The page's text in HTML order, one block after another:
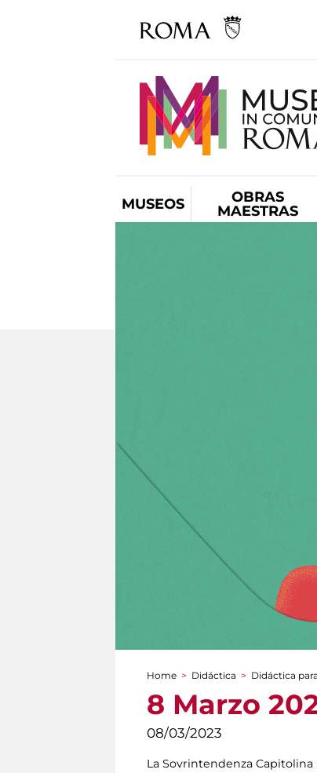
MUSEOS
OBRAS
MAESTRAS
You are here
Home > Didáctica > Didáctica
8 Marzo
08/03/2023
La Sovrintendenza